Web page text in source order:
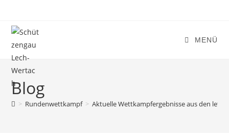
springen
MENÜ
Blog
> Rundenwettkampf > Aktuelle Wettkampfergebnisse aus den